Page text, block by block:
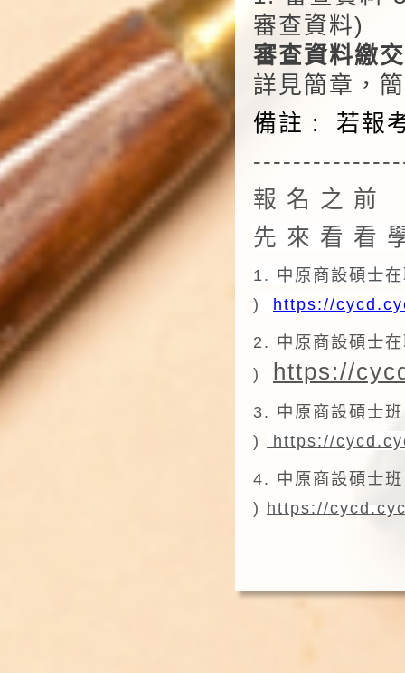
審查資料)
審查資料繳
詳見簡章，
備註 : 若報
報 名 之 前
先 來 看 看
1. 中原商設碩士
)
https://
2. 中原商設碩士
)
https://
3. 中原商設碩士
)
https://
4. 中原商設碩士班
) https://